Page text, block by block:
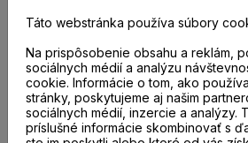
Táto webstránka používa súbory
Na prispôsobenie obsahu a reklám,
sociálnych médií a analýzu
cookie. Informácie o tom, ako
stránky, poskytujeme aj našim
sociálnych médií, inzercie a analýzy.
príslušné informácie skombinovať s